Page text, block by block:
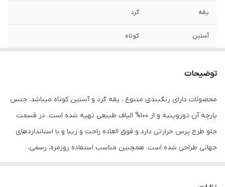
یقه گرد
آستین کوتاه
توضیحات
محصولات دارای رنگبندی متنوع ، یقه گرد و آستین کوتاه میباشد. جنس
پارچه آن دوروپنبه و از 100% الیاف طبیعی تهیه شده است. در قسمت
جلو طرح پرس حرارتی دارد و فوق العاده راحت و زیبا و با استانداردهای
جهانی طراحی شده است. همچنین مناسب استفاده روزمره، رسمی،